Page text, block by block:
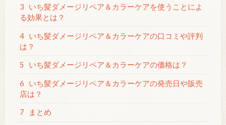
3
いち髪ダメージリペア＆カラーケアを使うことによ
る効果とは？
4
いち髪ダメージリペア＆カラーケアの口コミや評判
は？
5 いち髪ダメージリペア＆カラーケアの価格は？
6
いち髪ダメージリペア＆カラーケアの発売日や販売
店は？
7 まとめ